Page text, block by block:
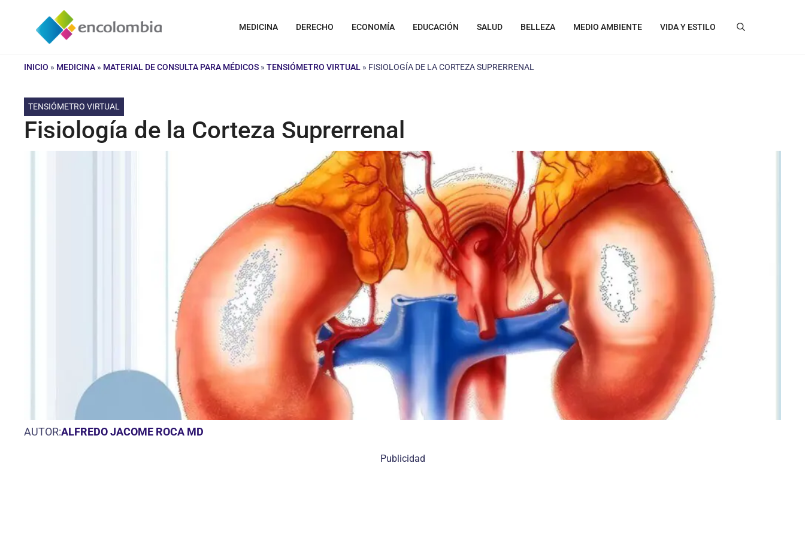
contenido
MEDICINA DERECHO ECONOMÍA EDUCACIÓN SALUD BELLEZA MEDIO AMBIENTE VIDA Y ESTILO
INICIO » MEDICINA » MATERIAL DE CONSULTA PARA MÉDICOS » TENSIÓMETRO VIRTUAL » FISIOLOGÍA DE LA CORTEZA SUPRERRENAL
TENSIÓMETRO VIRTUAL
Fisiología de la Corteza Suprerrenal
AUTOR:ALFREDO JACOME ROCA MD
Publicidad